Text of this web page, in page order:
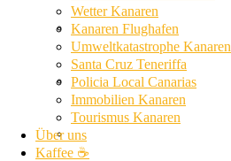
Lanzarote News
La Gomera News
La Palma News
Wetter Kanaren
Kanaren Flughafen
Umweltkatastrophe Kanaren
Santa Cruz Teneriffa
Policia Local Canarias
Immobilien Kanaren
Tourismus Kanaren
Über uns
Kaffee ☕